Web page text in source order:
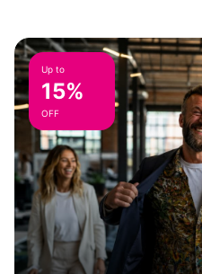
Up to
15%
OFF